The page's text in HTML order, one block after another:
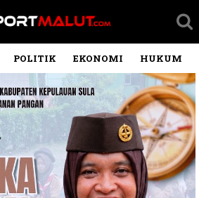
POLITIK EKONOMI HUKUM